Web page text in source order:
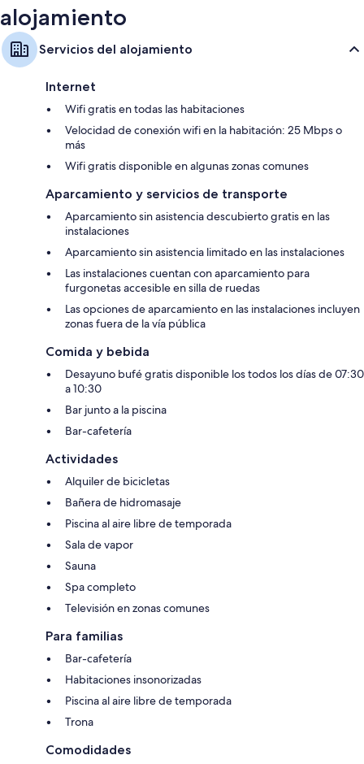
alojamiento
Servicios del alojamiento
Internet
Wifi gratis en todas las habitaciones
Velocidad de conexión wifi en la habitación: 25 Mbps o
más
Wifi gratis disponible en algunas zonas comunes
Aparcamiento y servicios de transporte
Aparcamiento sin asistencia descubierto gratis en las
instalaciones
Aparcamiento sin asistencia limitado en las instalaciones
Las instalaciones cuentan con aparcamiento para
furgonetas accesible en silla de ruedas
Las opciones de aparcamiento en las instalaciones incluyen
zonas fuera de la vía pública
Comida y bebida
Desayuno bufé gratis disponible los todos los días de 07:30
a 10:30
Bar junto a la piscina
Bar-cafetería
Actividades
Alquiler de bicicletas
Bañera de hidromasaje
Piscina al aire libre de temporada
Sala de vapor
Sauna
Spa completo
Televisión en zonas comunes
Para familias
Bar-cafetería
Habitaciones insonorizadas
Piscina al aire libre de temporada
Trona
Comodidades